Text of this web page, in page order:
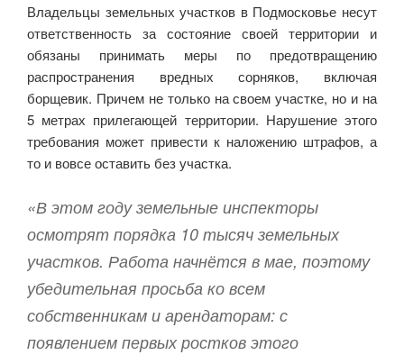
Владельцы земельных участков в Подмосковье несут
ответственность за состояние своей территории и
обязаны принимать меры по предотвращению
распространения вредных сорняков, включая
борщевик. Причем не только на своем участке, но и на
5 метрах прилегающей территории. Нарушение этого
требования может привести к наложению штрафов, а
то и вовсе оставить без участка.
«В этом году земельные инспекторы
осмотрят порядка 10 тысяч земельных
участков. Работа начнётся в мае, поэтому
убедительная просьба ко всем
собственникам и арендаторам: с
появлением первых ростков этого